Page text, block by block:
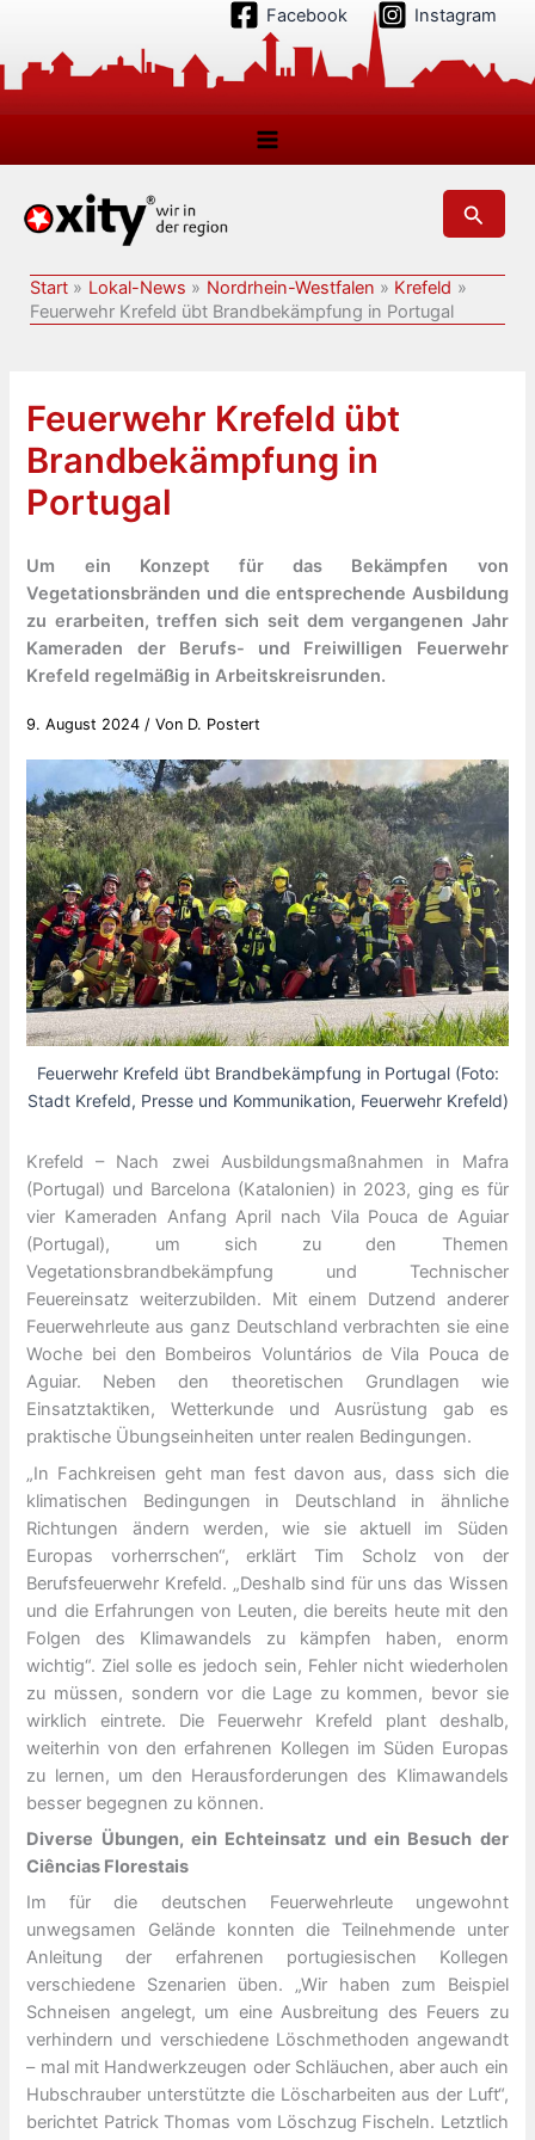
springen
Facebook Instagram
Suchen
Start Lokal-News Nordrhein-Westfalen
Krefeld
Feuerwehr Krefeld übt Brandbekämpfung in Portugal
Feuerwehr Krefeld übt
Brandbekämpfung in
Portugal
Um ein Konzept für das Bekämpfen von
Vegetationsbränden und die entsprechende Ausbildung
zu erarbeiten, treffen sich seit dem vergangenen Jahr
Kameraden der Berufs- und Freiwilligen Feuerwehr
Krefeld regelmäßig in Arbeitskreisrunden.
9. August 2024 / Von D. Postert
Feuerwehr Krefeld übt Brandbekämpfung in Portugal (Foto:
Stadt Krefeld, Presse und Kommunikation, Feuerwehr Krefeld)
Krefeld – Nach zwei Ausbildungsmaßnahmen in Mafra
(Portugal) und Barcelona (Katalonien) in 2023, ging es für
vier Kameraden Anfang April nach Vila Pouca de Aguiar
(Portugal), um sich zu den Themen
Vegetationsbrandbekämpfung und Technischer
Feuereinsatz weiterzubilden. Mit einem Dutzend anderer
Feuerwehrleute aus ganz Deutschland verbrachten sie eine
Woche bei den Bombeiros Voluntários de Vila Pouca de
Aguiar. Neben den theoretischen Grundlagen wie
Einsatztaktiken, Wetterkunde und Ausrüstung gab es
praktische Übungseinheiten unter realen Bedingungen.
„In Fachkreisen geht man fest davon aus, dass sich die
klimatischen Bedingungen in Deutschland in ähnliche
Richtungen ändern werden, wie sie aktuell im Süden
Europas vorherrschen“, erklärt Tim Scholz von der
Berufsfeuerwehr Krefeld. „Deshalb sind für uns das Wissen
und die Erfahrungen von Leuten, die bereits heute mit den
Folgen des Klimawandels zu kämpfen haben, enorm
wichtig“. Ziel solle es jedoch sein, Fehler nicht wiederholen
zu müssen, sondern vor die Lage zu kommen, bevor sie
wirklich eintrete. Die Feuerwehr Krefeld plant deshalb,
weiterhin von den erfahrenen Kollegen im Süden Europas
zu lernen, um den Herausforderungen des Klimawandels
besser begegnen zu können.
Diverse Übungen, ein Echteinsatz und ein Besuch der
Ciências Florestais
Im für die deutschen Feuerwehrleute ungewohnt
unwegsamen Gelände konnten die Teilnehmende unter
Anleitung der erfahrenen portugiesischen Kollegen
verschiedene Szenarien üben. „Wir haben zum Beispiel
Schneisen angelegt, um eine Ausbreitung des Feuers zu
verhindern und verschiedene Löschmethoden angewandt
– mal mit Handwerkzeugen oder Schläuchen, aber auch ein
Hubschrauber unterstützte die Löscharbeiten aus der Luft“,
berichtet Patrick Thomas vom Löschzug Fischeln. Letztlich